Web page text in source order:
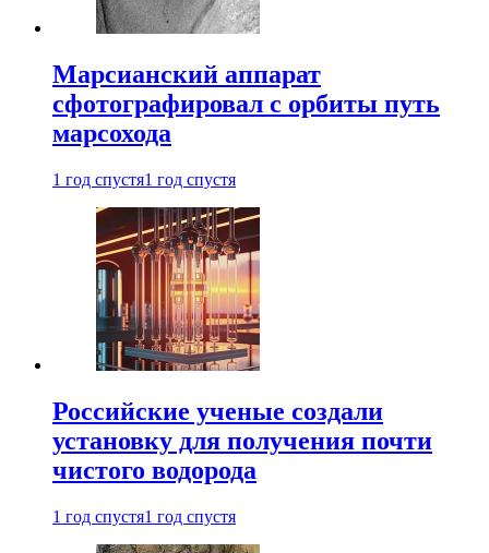
Марсианский аппарат
сфотографировал с орбиты путь
марсохода
1 год спустя1 год спустя
Российские ученые создали
установку для получения почти
чистого водорода
1 год спустя1 год спустя